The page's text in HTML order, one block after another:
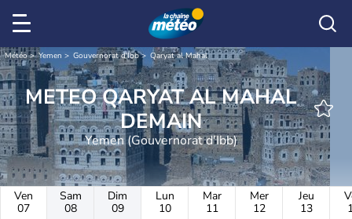
Météo Yemen Gouvernorat d'Ibb Qaryat al Mahal
METEO QARYAT AL MAHAL
DEMAIN
Yemen (Gouvernorat d'Ibb)
Ven
07
Sam
08
Dim
09
Lun
10
Mar
11
Mer
12
Jeu
13